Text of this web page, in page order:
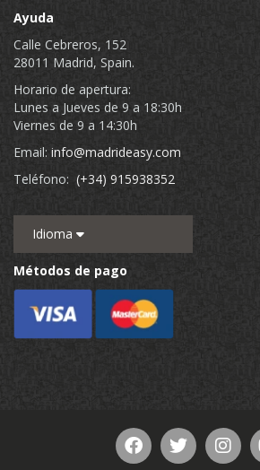
Ayuda
Calle Cebreros, 152
28011 Madrid, Spain.
Horario de apertura:
Lunes a Jueves de 9 a 18:30h
Viernes de 9 a 14:30h
Email: info@madrideasy.com
Teléfono: (+34) 915938352
Idioma
Métodos de pago